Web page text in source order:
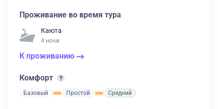
Проживание во время тура
Каюта
4 ночи
К проживанию
Комфорт
Базовый Простой Средний